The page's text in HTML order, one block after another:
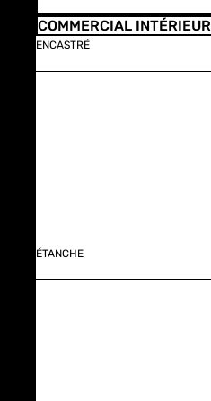
COMMERCIAL INTÉRIEUR
ENCASTRÉ
ÉTANCHE